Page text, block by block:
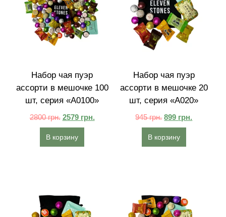
Набор чая пуэр
ассорти в мешочке 100
шт, серия «A0100»
2800грн. 2579 грн.
В корзину
Набор чая пуэр
ассорти в мешочке 20
шт, серия «A020»
945грн. 899 грн.
В корзину